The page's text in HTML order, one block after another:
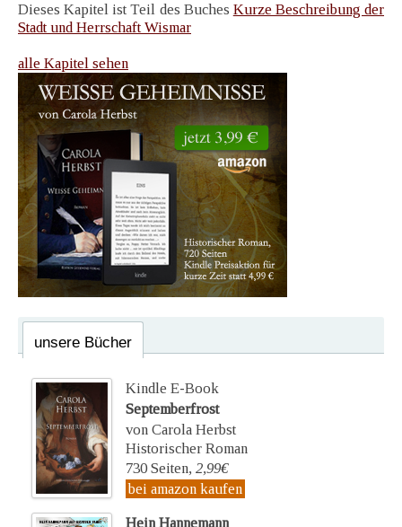
Dieses Kapitel ist Teil des Buches Kurze Beschreibung der
Stadt und Herrschaft Wismar
alle Kapitel sehen
unsere Bücher
Kindle E-Book
Septemberfrost
von Carola Herbst
Historischer Roman
730 Seiten, 2,99€
bei amazon kaufen
Hein Hannemann